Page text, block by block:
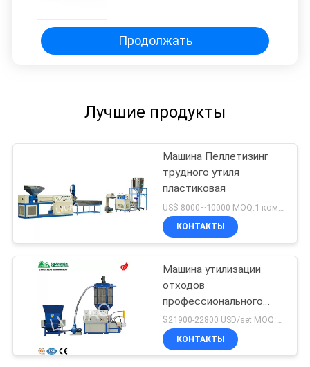
Продолжать
Лучшие продукты
Машина Пеллетизинг
трудного утиля
пластиковая
КОНТАКТЫ
Машина утилизации
отходов
профессионального
завода пластиковая
$21900-22800 USD/set MOQ:1 комплект
КОНТАКТЫ